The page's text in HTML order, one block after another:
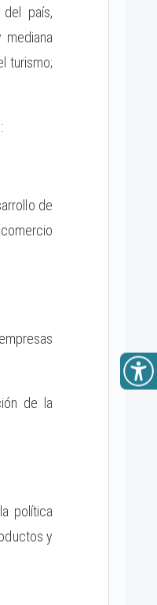
país,
turismo;
de
de la
política
y